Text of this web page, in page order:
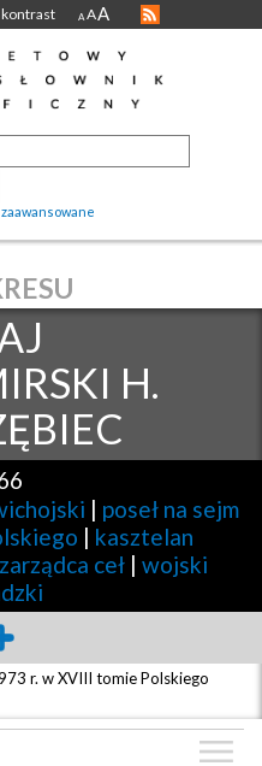
A AA
H.
| poseł na sejm
| kasztelan
zarządca ceł | wojski
r. w XVIII tomie Polskiego